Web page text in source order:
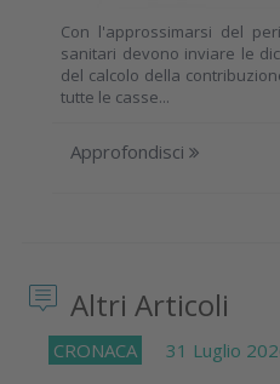
Con l'approssimarsi del
sanitari devono inviare le
del calcolo della
tutte le casse...
Approfondisci
Altri Articoli
CRONACA 31 Luglio